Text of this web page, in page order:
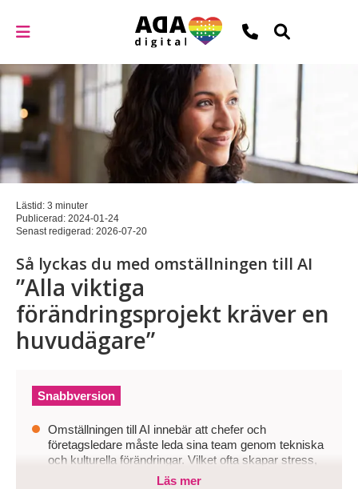
Lästid: 3 minuter
Publicerad: 2024-01-24
Senast redigerad: 2026-07-20
Så lyckas du med omställningen till AI
”Alla viktiga
förändringsprojekt kräver en
huvudägare”
Snabbversion
Omställningen till AI innebär att chefer och
företagsledare måste leda sina team genom tekniska
och kulturella förändringar. Vilket ofta skapar stress,
osäkerhet och kompetensbrister om det saknas
Läs mer